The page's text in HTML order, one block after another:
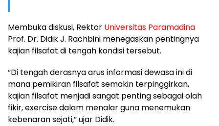
Membuka diskusi, Rektor Universitas Paramadina
Prof. Dr. Didik J. Rachbini menegaskan pentingnya
kajian filsafat di tengah kondisi tersebut.
“Di tengah derasnya arus informasi dewasa ini di
mana pemikiran filsafat semakin terpinggirkan,
kajian filsafat menjadi sangat penting sebagai olah
fikir, exercise dalam menalar guna menemukan
kebenaran sejati,” ujar Didik.